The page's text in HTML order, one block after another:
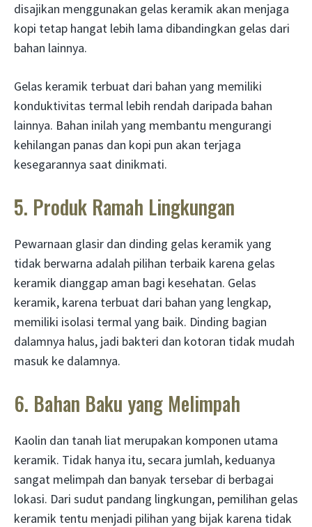
disajikan menggunakan gelas keramik akan menjaga
kopi tetap hangat lebih lama dibandingkan gelas dari
bahan lainnya.
Gelas keramik terbuat dari bahan yang memiliki
konduktivitas termal lebih rendah daripada bahan
lainnya. Bahan inilah yang membantu mengurangi
kehilangan panas dan kopi pun akan terjaga
kesegarannya saat dinikmati.
5. Produk Ramah Lingkungan
Pewarnaan glasir dan dinding gelas keramik yang
tidak berwarna adalah pilihan terbaik karena gelas
keramik dianggap aman bagi kesehatan. Gelas
keramik, karena terbuat dari bahan yang lengkap,
memiliki isolasi termal yang baik. Dinding bagian
dalamnya halus, jadi bakteri dan kotoran tidak mudah
masuk ke dalamnya.
6. Bahan Baku yang Melimpah
Kaolin dan tanah liat merupakan komponen utama
keramik. Tidak hanya itu, secara jumlah, keduanya
sangat melimpah dan banyak tersebar di berbagai
lokasi. Dari sudut pandang lingkungan, pemilihan gelas
keramik tentu menjadi pilihan yang bijak karena tidak